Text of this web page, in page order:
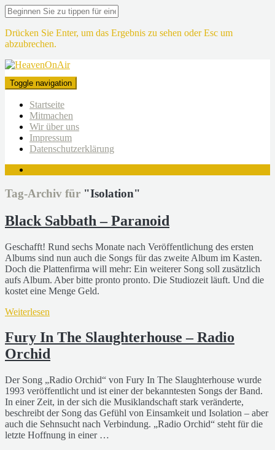
Drücken Sie Enter, um das Ergebnis zu sehen oder Esc um
abzubrechen.
Toggle navigation
Startseite
Mitmachen
Wir über uns
Impressum
Datenschutzerklärung
Tag-Archiv für "Isolation"
Black Sabbath – Paranoid
Geschafft! Rund sechs Monate nach Veröffentlichung des ersten
Albums sind nun auch die Songs für das zweite Album im Kasten.
Doch die Plattenfirma will mehr: Ein weiterer Song soll zusätzlich
aufs Album. Aber bitte pronto pronto. Die Studiozeit läuft. Und die
kostet eine Menge Geld.
Weiterlesen
Fury In The Slaughterhouse – Radio
Orchid
Der Song „Radio Orchid“ von Fury In The Slaughterhouse wurde
1993 veröffentlicht und ist einer der bekanntesten Songs der Band.
In einer Zeit, in der sich die Musiklandschaft stark veränderte,
beschreibt der Song das Gefühl von Einsamkeit und Isolation – aber
auch die Sehnsucht nach Verbindung. „Radio Orchid“ steht für die
letzte Hoffnung in einer …